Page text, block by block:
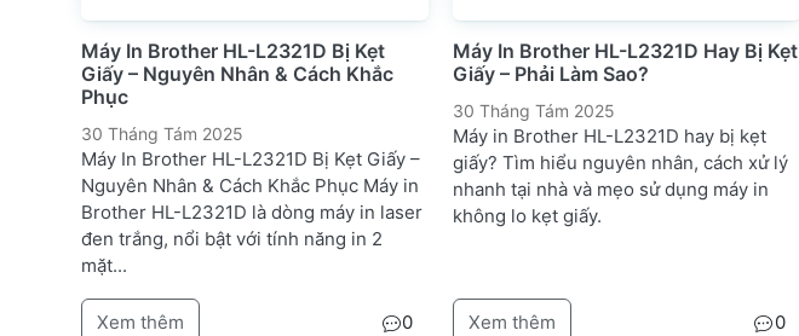
Máy In Brother HL-L2321D Bị Kẹt
Giấy – Nguyên Nhân & Cách Khắc
Phục
30 Tháng Tám 2025
Máy In Brother HL-L2321D Bị Kẹt Giấy –
Nguyên Nhân & Cách Khắc Phục Máy in
Brother HL-L2321D là dòng máy in laser
đen trắng, nổi bật với tính năng in 2
mặt...
Xem thêm 0
Máy In Brother HL-L2321D Hay Bị Kẹt
Giấy – Phải Làm Sao?
30 Tháng Tám 2025
Máy in Brother HL-L2321D hay bị kẹt
giấy? Tìm hiểu nguyên nhân, cách xử lý
nhanh tại nhà và mẹo sử dụng máy in
không lo kẹt giấy.
Xem thêm 0